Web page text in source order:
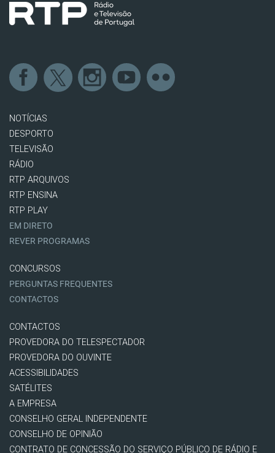
NOTÍCIAS
DESPORTO
TELEVISÃO
RÁDIO
RTP ARQUIVOS
RTP ENSINA
RTP PLAY
EM DIRETO
REVER PROGRAMAS
CONCURSOS
PERGUNTAS FREQUENTES
CONTACTOS
CONTACTOS
PROVEDORA DO TELESPECTADOR
PROVEDORA DO OUVINTE
ACESSIBILIDADES
SATÉLITES
A EMPRESA
CONSELHO GERAL INDEPENDENTE
CONSELHO DE OPINIÃO
CONTRATO DE CONCESSÃO DO SERVIÇO PÚBLICO DE RÁDIO E